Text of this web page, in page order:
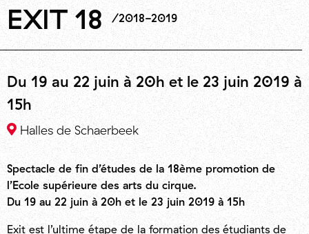
EXIT 18 2018-2019
Du 19 au 22 juin à 20h et le 23 juin 2019 à
15h
Halles de Schaerbeek
Spectacle de fin d’études de la 18ème promotion de
l’Ecole supérieure des arts du cirque.
Du 19 au 22 juin à 20h et le 23 juin 2019 à 15h
Exit est l’ultime étape de la formation des étudiants de